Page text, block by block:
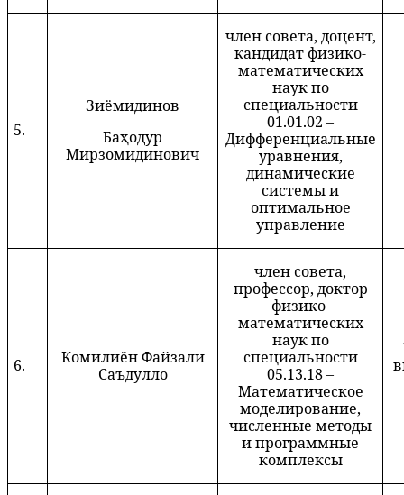
5.
Зиёмидинов
Баҳодур
Мирзомидинович
член совета, доцент,
кандидат физико-
математических
наук по
специальности
01.01.02 –
Дифференциальные
уравнения,
динамические
системы и
оптимальное
управление
6. Комилиён Файзали
Саъдулло
член совета,
профессор, доктор
физико-
математических
наук по
специальности
05.13.18 –
Математическое
моделирование,
численные методы
и программные
комплексы